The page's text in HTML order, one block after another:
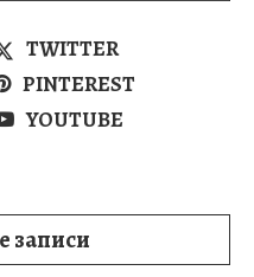
TWITTER
PINTEREST
YOUTUBE
записи